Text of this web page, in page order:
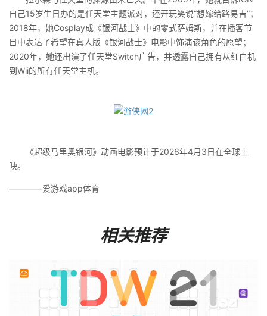
自己15岁生日办的是任天堂主题派对，还开玩笑说“想嫁给路易吉”；
2018年，她Cosplay成《银河战士》中的零式萨姆斯，并在播客节
目中表达了希望在真人版《银河战士》电影中饰演该角色的愿望；
2020年，她还出演了任天堂Switch广告，并透露自己拥有从红白机
到Wii的所有任天堂主机。
《超级马里奥银河》动画电影预计于2026年4月3日在全球上
映。
————爱游戏app体育
相关推荐